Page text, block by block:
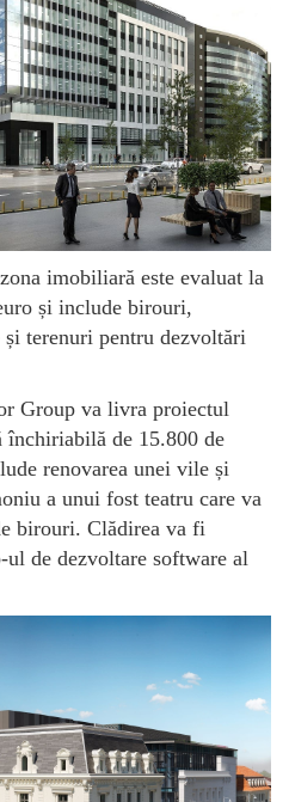
imobiliară este evaluat la
și include birouri,
terenuri pentru dezvoltări
Group va livra proiectul
închiriabilă de 15.800 de
renovarea unei vile și
a unui fost teatru care va
birouri. Clădirea va fi
de dezvoltare software al